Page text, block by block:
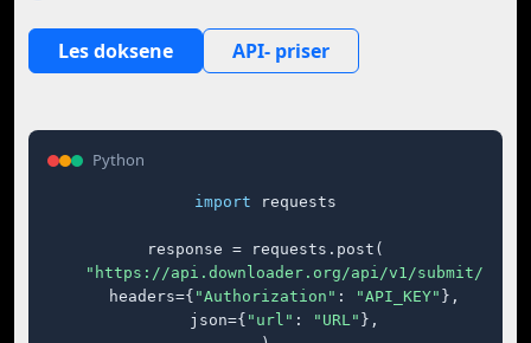
Les doksene API- priser
Python
import requests
response = requests.post(
"https://api.downloader.org/api/v1/submit/"
    headers={
"Authorization" : "API_KEY" },
    json={
"url" : "URL" },